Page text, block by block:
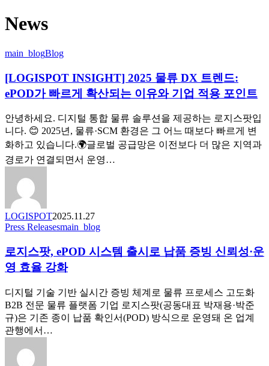
News
[LOGISPOT
2025
물
류
트
렌
드:
ePOD
게
확
산
되
는
이
와
기
업
적
main_blogBlog
[LOGISPOT INSIGHT] 2025 물류 DX 트렌드:
ePOD가 빠르게 확산되는 이유와 기업 적용 포인트
안녕하세요. 디지털 통합 물류 솔루션을 제공하는 로지스팟입
니다. 😊 2025년, 물류·SCM 환경은 그 어느 때보다 빠르게 변
화하고 있습니다.🌍글로벌 공급망은 이전보다 더 많은 지역과
경로가 연결되면서 운영…
LOGISPOT2025.11.27
로
스
팟,
시
스
템
출
시
Press Releasesmain_blog
로지스팟, ePOD 시스템 출시로 납품 증빙 신뢰성·운
영 효율 강화
디지털 기술 기반 실시간 증빙 체계로 물류 프로세스 고도화
B2B 전문 물류 플랫폼 기업 로지스팟(공동대표 박재용·박준
규)은 기존 종이 납품 확인서(POD) 방식으로 운영돼 온 업계
관행에서…